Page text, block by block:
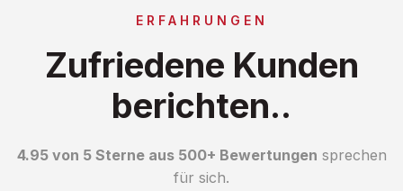
ERFAHRUNGEN
Zufriedene Kunden
berichten..
4.95 von 5 Sterne aus 500+ Bewertungen sprechen
für sich.